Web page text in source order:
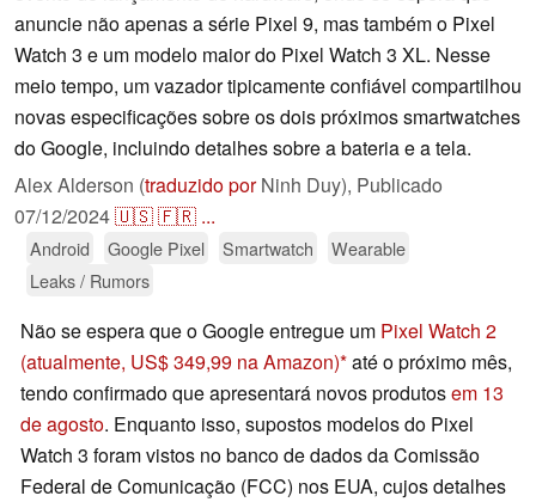
anuncie não apenas a série Pixel 9, mas também o Pixel
Watch 3 e um modelo maior do Pixel Watch 3 XL. Nesse
meio tempo, um vazador tipicamente confiável compartilhou
novas especificações sobre os dois próximos smartwatches
do Google, incluindo detalhes sobre a bateria e a tela.
Alex Alderson (traduzido porNinh Duy), Publicado
07/12/2024🇺🇸🇫🇷 ...
Android Google Pixel Smartwatch
Wearable
Leaks / Rumors
Não se espera que o Google entregue um Pixel Watch 2
(atualmente, US$ 349,99 na Amazon) até o próximo mês,
tendo confirmado que apresentará novos produtosem 13
de agosto. Enquanto isso, supostos modelos do Pixel
Watch 3 foram vistos no banco de dados da Comissão
Federal de Comunicação (FCC) nos EUA, cujos detalhes